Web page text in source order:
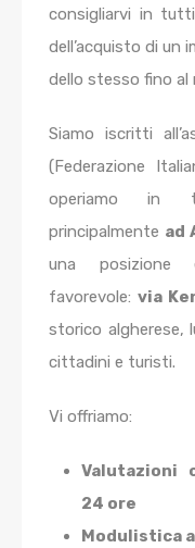
consigliarvi in
dell’acquisto di un
dello stesso fino
Siamo iscritti
(Federazione
operiamo in
principalmente ad
una posizione
favorevole:via
storico algherese,
cittadini e turisti.
Vi offriamo:
Valutazioni
24 ore
Modulistica